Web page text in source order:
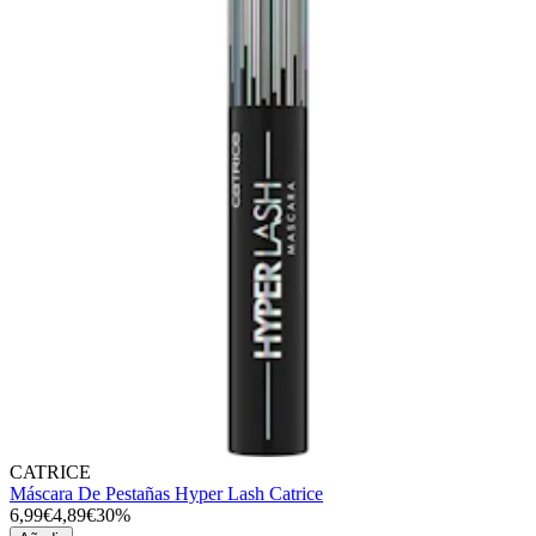
CATRICE
Máscara De Pestañas Hyper Lash Catrice
6,99€4,89€30%